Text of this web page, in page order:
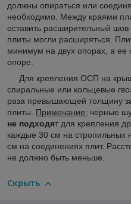
должны опираться или
необходимо. Между краями
оставить расширительный
плиты могли расширяться.
минимум на двух опорах, а
опоре.
Для крепления ОСП на
спиральные или кольцевые
раза превышающей толщину
плиты. Примечание: черные
не подходят для крепления
каждые 30 см на стропильных
см на соединениях плит.
не должно быть меньше.
Скрыть